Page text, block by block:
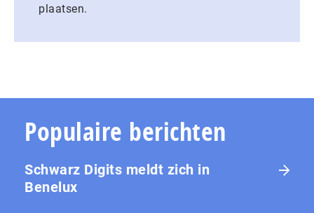
plaatsen.
Populaire berichten
Schwarz Digits meldt zich in
Benelux